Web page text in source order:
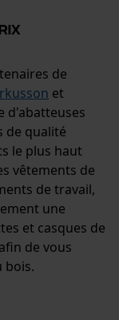
de
et
d'abatteuses
de qualité
le plus haut
vêtements de
de travail,
une
et casques de
de vous
bois.